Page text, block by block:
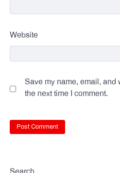
Website
Save my name, email, and
the next time I comment.